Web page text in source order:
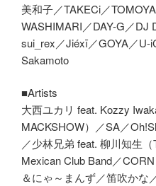
美和子／TAKECi／
WASHIMARI／DAY-G／DJ
sui_rex／Jiéxī／GOYA／U-
Sakamoto
■Artists
大西ユカリ feat. Kozzy
MACKSHOW）／SA／
／少林兄弟 feat. 柳川知生
Mexican Club Band／
＆にゃ～まんず／笛吹かな